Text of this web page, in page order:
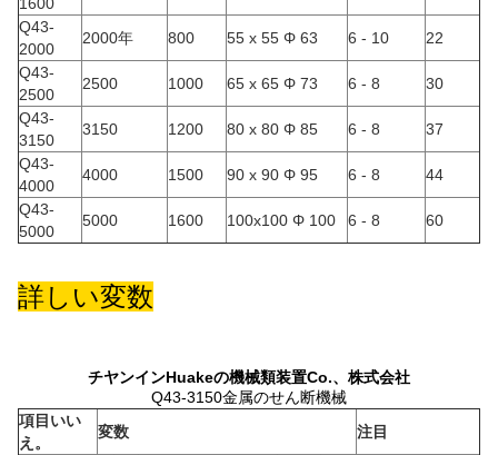
Q43-
2000
2000年 800 55 x 55 Φ 63 6 - 10
22
Q43-
2500
2500 1000 65 x 65 Φ 73 6 - 8
30
Q43-
3150
3150 1200 80 x 80 Φ 85 6 - 8
37
Q43-
4000
4000 1500 90 x 90 Φ 95 6 - 8
44
Q43-
5000
5000 1600 100x100 Φ 100 6 - 8 60
詳しい変数
チヤンインHuakeの機械類装置Co.、株式会社
Q43-3150金属のせん断機械
項目いい
え。
変数 注目